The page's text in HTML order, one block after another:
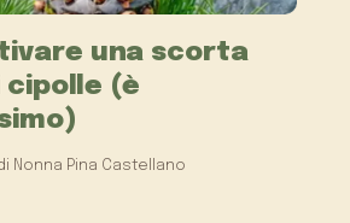
una scorta
(è
Nonna Pina Castellano